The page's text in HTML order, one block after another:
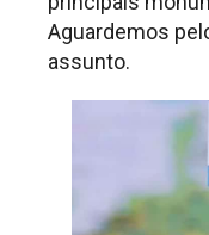
Aguardemos
assunto.